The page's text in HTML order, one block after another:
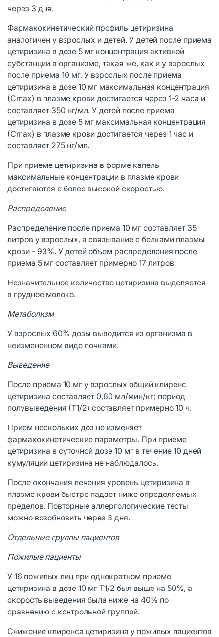
через 3 дня.
Фармакокинетический профиль цетиризина
аналогичен у взрослых и детей. У детей после приема
цетиризина в дозе 5 мг концентрация активной
субстанции в организме, такая же, как и у взрослых
после приема 10 мг. У взрослых после приема
цетиризина в дозе 10 мг максимальная концентрация
(Сmах) в плазме крови достигается через 1-2 часа и
составляет 350 нг/мл. У детей после приема
цетиризина в дозе 5 мг максимальная концентрация
(Сmах) в плазме крови достигается через 1 час и
составляет 275 нг/мл.
При приеме цетиризина в форме капель
максимальные концентрации в плазме крови
достигаются с более высокой скоростью.
Распределение
Распределение после приема 10 мг составляет 35
литров у взрослых, а связывание с белками плазмы
крови - 93%. У детей объем распределения после
приема 5 мг составляет примерно 17 литров.
Незначительное количество цетиризина выделяется
в грудное молоко.
Метаболизм
У взрослых 60% дозы выводится из организма в
неизмененном виде почками.
Выведение
После приема 10 мг у взрослых общий клиренс
цетиризина составляет 0,60 мл/мин/кг; период
полувыведения (Т1/2) составляет примерно 10 ч.
Прием нескольких доз не изменяет
фармакокинетические параметры. При приеме
цетиризина в суточной дозе 10 мг в течение 10 дней
кумуляции цетиризина не наблюдалось.
После окончания лечения уровень цетиризина в
плазме крови быстро падает ниже определяемых
пределов. Повторные аллергологические тесты
можно возобновить через 3 дня.
Отдельные группы пациентов
Пожилые пациенты
У 16 пожилых лиц при однократном приеме
цетиризина в дозе 10 мг Т1/2 был выше на 50%, а
скорость выведения была ниже на 40% по
сравнению с контрольной группой.
Снижение клиренса цетиризина у пожилых пациентов